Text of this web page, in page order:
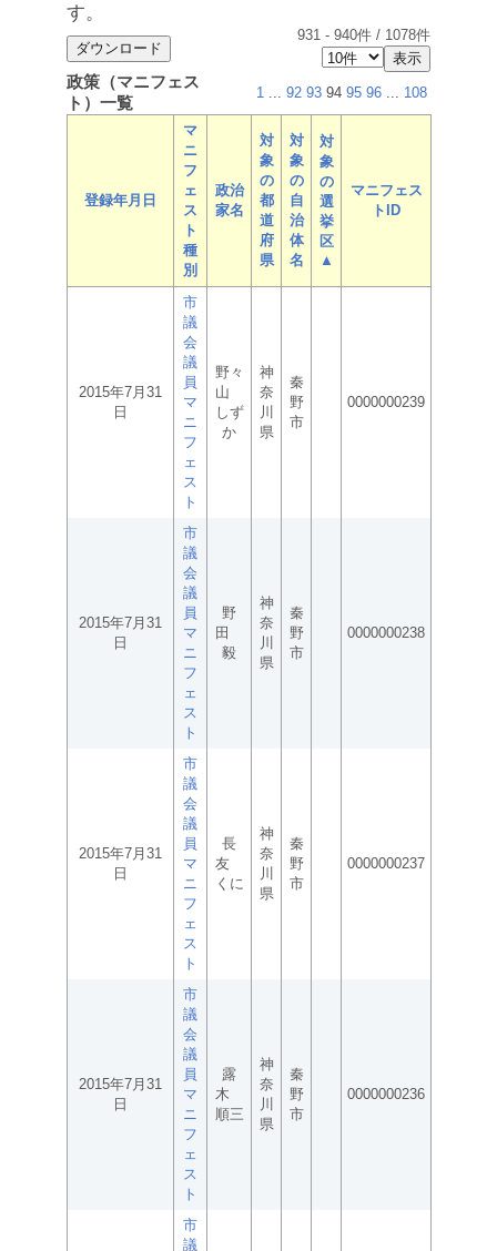
す。
931 - 940件 / 1078件
政策（マニフェス
ト）一覧
1 ... 92 93 94 95 96 ... 108
登録年月日
マ
ニ
フ
ェ
ス
ト
種
別
政治
家名
対
象
の
都
道
府
県
対
象
の
自
治
体
名
対
象
の
選
挙
区
▲
マニフェス
トID
2015年7月31
日
市
議
会
議
員
マ
ニ
フ
ェ
ス
ト
野々
山
しず
か
神
奈
川
県
秦
野
市
0000000239
2015年7月31
日
市
議
会
議
員
マ
ニ
フ
ェ
ス
ト
野
田
毅
神
奈
川
県
秦
野
市
0000000238
2015年7月31
日
市
議
会
議
員
マ
ニ
フ
ェ
ス
ト
長
友
くに
神
奈
川
県
秦
野
市
0000000237
2015年7月31
日
市
議
会
議
員
マ
ニ
フ
ェ
ス
ト
露
木
順三
神
奈
川
県
秦
野
市
0000000236
市
議